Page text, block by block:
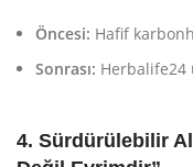
Öncesi: Hafif
Sonrası:
4. Sürdürülebilir